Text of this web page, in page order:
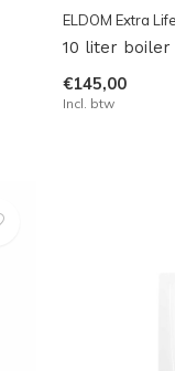
ELDOM Extra Life
10 liter
€145,00
Incl. btw